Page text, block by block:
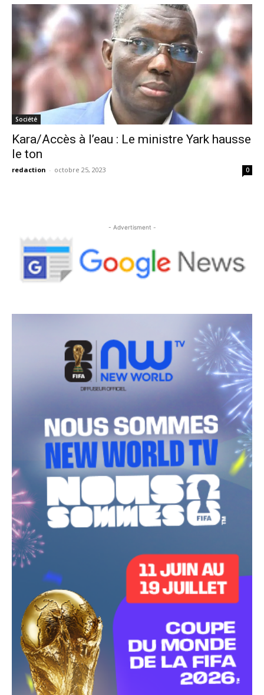
Société
Kara/Accès à l’eau : Le ministre Yark hausse
le ton
redaction - octobre 25, 2023 0
- Advertisment -